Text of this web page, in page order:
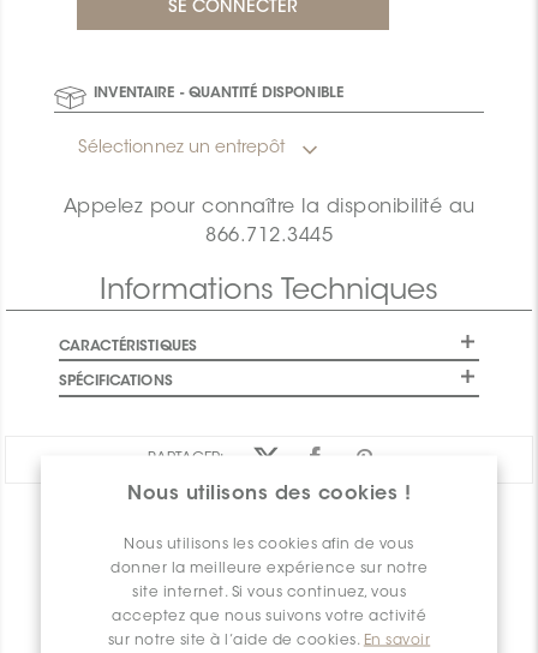
Nous utilisons des cookies !
Nous utilisons les cookies afin de vous
donner la meilleure expérience sur notre
site internet. Si vous continuez, vous
acceptez que nous suivons votre activité
sur notre site à l’aide de cookies. En savoir
INVENTAIRE - QUANTITÉ DISPONIBLE
Sélectionnez un entrepôt
Appelez pour connaître la disponibilité au
866.712.3445
Informations Techniques
CARACTÉRISTIQUES
SPÉCIFICATIONS
PARTAGER: